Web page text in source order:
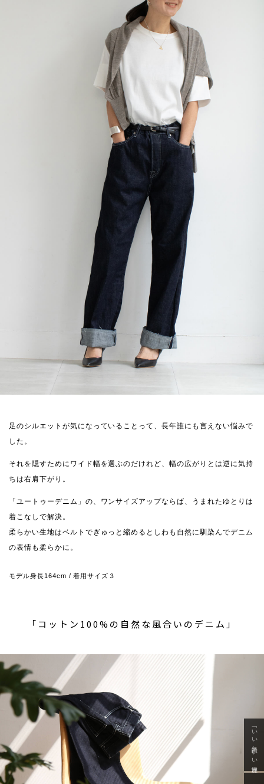
足のシルエットが気になっていることって、長年誰にも言えない悩みで
した。
それを隠すためにワイド幅を選ぶのだけれど、幅の広がりとは逆に気持
ちは右肩下がり。
「ユートゥーデニム」の、ワンサイズアップならば、うまれたゆとりは
着こなしで解決。
柔らかい生地はベルトでぎゅっと縮めるとしわも自然に馴染んでデニム
の表情も柔らかに。
モデル身長164cm / 着用サイズ３
「コットン100%の自然な風合いのデニム」
「いい年齢 いい洋服」